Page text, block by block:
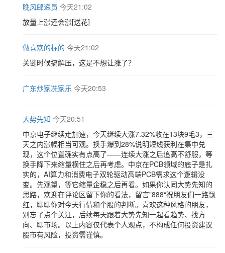
晚风邮递员 今天21:02
放量上涨还会涨[送花]
做喜欢的标的 今天21:02
关键时候搞解压，这是不想让涨了？
广东炒家冼家乐 今天20:53
大势先知 今天20:51
中京电子继续走加速，今天继续大涨7.32%收在13块9毛3，三
天之内涨幅相当可观。换手爆到28%说明短线获利在集中兑
现，这个位置确实有点高了——连续大涨之后追高不舒服，等
换手降下来缩量横住之后再考虑。中京在PCB领域的底子是扎
实的，AI算力和消费电子双轮驱动高端PCB需求这个逻辑没
变。先观望，等它缩量企稳之后再看。如果你认同大势先知的
思路，欢迎在评论区留下你的看法，留言”888“祝朋友们一路飘
红，聊聊你对今天行情和个股的判断。喜欢这种风格的朋友，
别忘了点个关注，后续每天跟着大势先知一起看趋势、找方
向、聊市场。以上内容仅代表个人观点，不构成任何投资建议
股市有风险，投资需谨慎。